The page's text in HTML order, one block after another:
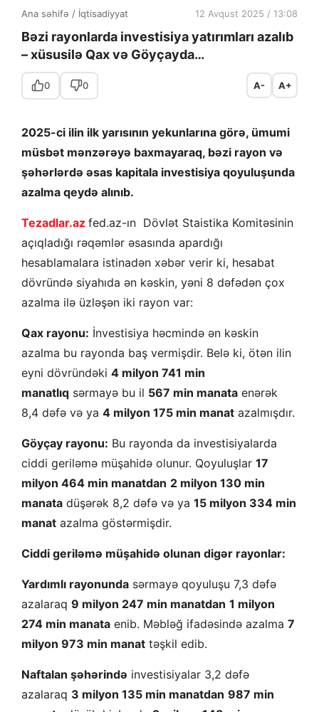
Ana səhifə / İqtisadiyyat 12 Avqust 2025 / 13:08
Bəzi rayonlarda investisiya yatırımları azalıb
– xüsusilə Qax və Göyçayda…
0 0 A- A+
2025-ci ilin ilk yarısının yekunlarına görə, ümumi
müsbət mənzərəyə baxmayaraq, bəzi rayon və
şəhərlərdə əsas kapitala investisiya qoyuluşunda
azalma qeydə alınıb.
Tezadlar.az fed.az-ın Dövlət Staistika Komitəsinin
açıqladığı rəqəmlər əsasında apardığı
hesablamalara istinadən xəbər verir ki, hesabat
dövründə siyahıda ən kəskin, yəni 8 dəfədən çox
azalma ilə üzləşən iki rayon var:
Qax rayonu: İnvestisiya həcmində ən kəskin
azalma bu rayonda baş vermişdir. Belə ki, ötən ilin
eyni dövründəki 4 milyon 741 min
manatlıq sərmayə bu il 567 min manata enərək
8,4 dəfə və ya 4 milyon 175 min manat azalmışdır.
Göyçay rayonu: Bu rayonda da investisiyalarda
ciddi geriləmə müşahidə olunur. Qoyuluşlar 17
milyon 464 min manatdan 2 milyon 130 min
manata düşərək 8,2 dəfə və ya 15 milyon 334 min
manat azalma göstərmişdir.
Ciddi geriləmə müşahidə olunan digər rayonlar:
Yardımlı rayonunda sərmayə qoyuluşu 7,3 dəfə
azalaraq 9 milyon 247 min manatdan 1 milyon
274 min manata enib. Məbləğ ifadəsində azalma 7
milyon 973 min manat təşkil edib.
Naftalan şəhərində investisiyalar 3,2 dəfə
azalaraq 3 milyon 135 min manatdan 987 min